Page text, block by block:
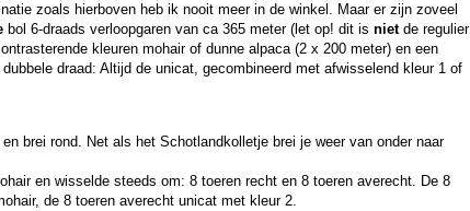
zoals hierboven heb ik nooit meer in de winkel. Maar er zijn zoveel
bol 6-draads verloopgaren van ca 365 meter (let op! dit is nietde regulier
kleuren mohair of dunne alpaca (2 x 200 meter) en een
draad: Altijd de unicat, gecombineerd met afwisselend kleur 1 of
brei rond. Net als het Schotlandkolletje brei je weer van onder naar
en wisselde steeds om: 8 toeren recht en 8 toeren averecht. De 8
de 8 toeren averecht unicat met kleur 2.